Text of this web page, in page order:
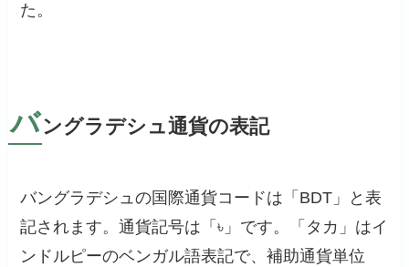
た。
バングラデシュ通貨の表記
バングラデシュの国際通貨コードは「BDT」と表
記されます。通貨記号は「৳」です。「タカ」はイ
ンドルピーのベンガル語表記で、補助通貨単位